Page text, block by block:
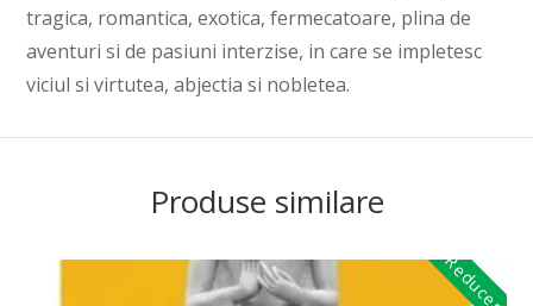
tragica, romantica, exotica, fermecatoare, plina de
aventuri si de pasiuni interzise, in care se impletesc
viciul si virtutea, abjectia si nobletea.
Produse similare
Reduceri!